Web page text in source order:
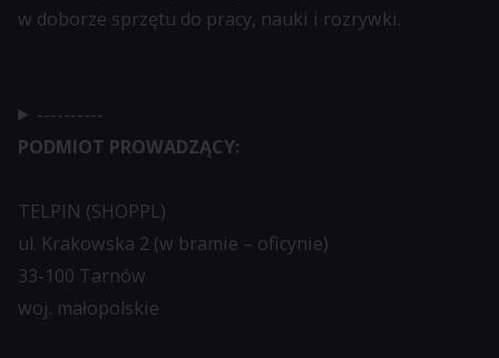
w doborze sprzętu do pracy, nauki i rozrywki.
----------
PODMIOT PROWADZĄCY:
TELPIN (SHOPPL)
ul. Krakowska 2 (w bramie – oficynie)
33-100 Tarnów
woj. małopolskie